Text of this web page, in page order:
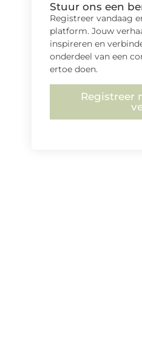
Stuur ons een
Registreer vandaag
platform. Jouw
inspireren en
onderdeel van een
ertoe doen.
Registreer